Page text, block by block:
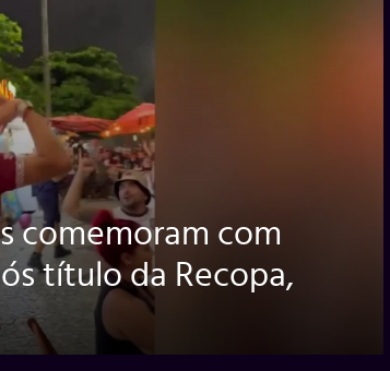
comemoram com
título da Recopa,